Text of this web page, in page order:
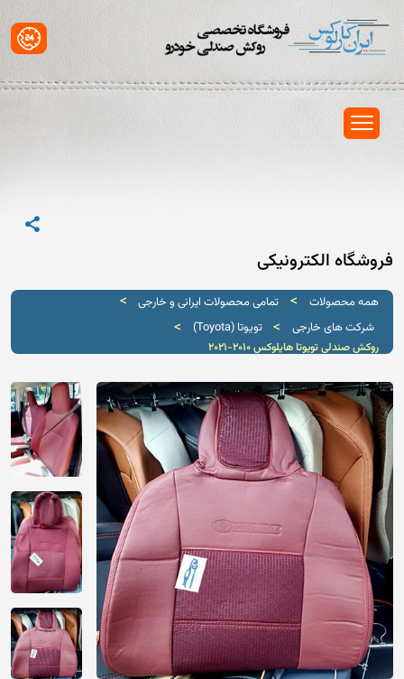
فروشگاه الکترونیکی
همه محصولات > تمامی محصولات ایرانی و خارجی >
شرکت های خارجی > تویوتا (Toyota) >
روکش صندلی تویوتا هایلوکس 2010-2021